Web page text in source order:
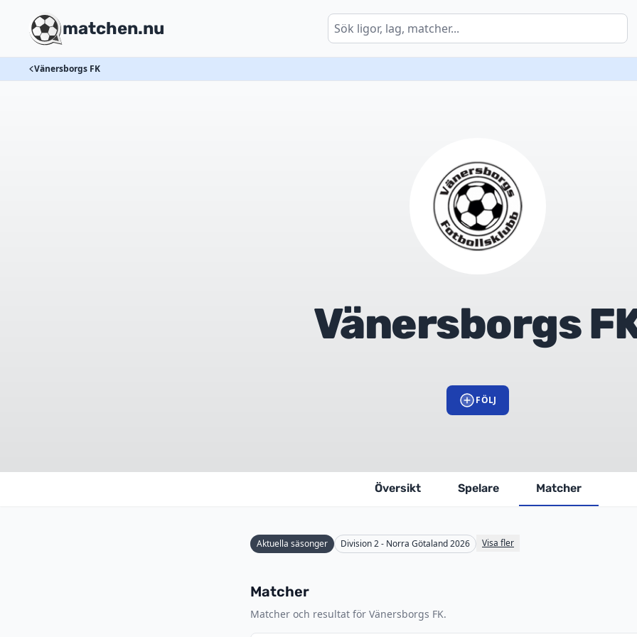
matchen.nu
Vänersborgs FK
Vänersborgs
FÖLJ
Översikt Spelare Matcher
Aktuella säsonger Division 2 - Norra Götaland 2026 Visa fler
Matcher
Matcher och resultat för Vänersborgs FK.